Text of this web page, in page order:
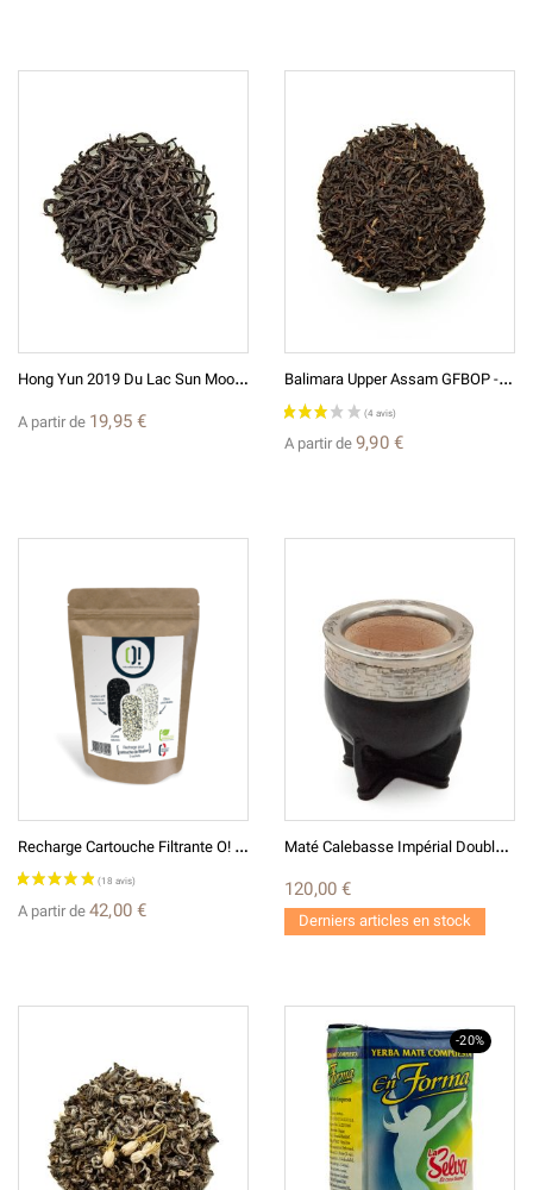
(6 avis)
H
Ong Yun 2019 Du Lac Sun Moon Thé Rouge De Taiwan
A partir de 19,95 €
B
Alimara Upper Assam GFBOP - Golden Tippy - Thé Noir D'Inde
A partir de 9,90 €
R
Echarge Cartouche Filtrante O! Garantie Pour Fontaines EVA Et O!
A partir de 42,00 €
M
Até Calebasse Impérial Doublé Cuir
120,00 €
Derniers articles en stock
-20%